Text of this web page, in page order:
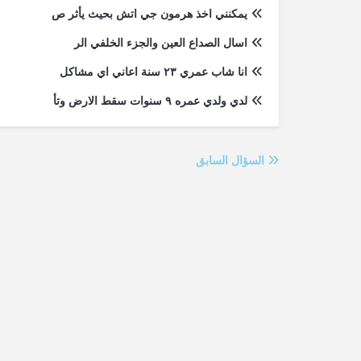
يمكنني اخذ هرمون جي اتش بحيث يأثر ص
اسال الصداع العين والجزء الخلفي الر
انا شاب عمري ٢٣ سنة اعاني اي مشاكل
لدي ولدي عمره ٩ سنوات سقط الارض وتأ
السؤال السابق